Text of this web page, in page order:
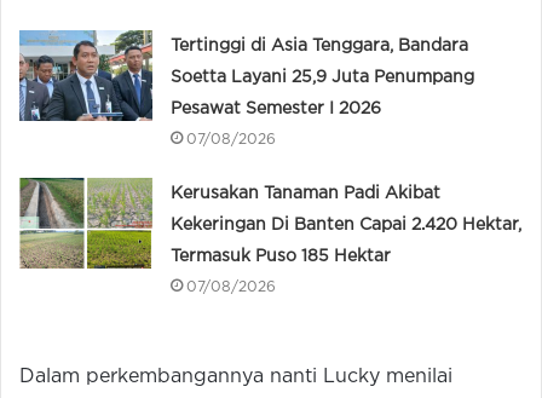
Tertinggi di Asia Tenggara, Bandara
Soetta Layani 25,9 Juta Penumpang
Pesawat Semester I 2026
07/08/2026
Kerusakan Tanaman Padi Akibat
Kekeringan Di Banten Capai 2.420 Hektar,
Termasuk Puso 185 Hektar
07/08/2026
Dalam perkembangannya nanti Lucky menilai